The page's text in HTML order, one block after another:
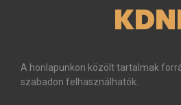
A honlapunkon közölt tartalmak
szabadon felhasználhatók.